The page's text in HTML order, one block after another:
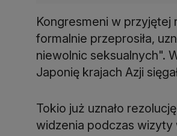
Kongresmeni w przyjętej
formalnie przeprosiła,
niewolnic seksualnych".
Japonię krajach Azji
Tokio już uznało
widzenia podczas